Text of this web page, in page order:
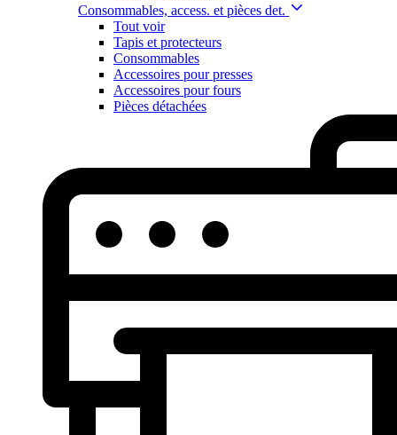
Consommables, access. et pièces det.
Tout voir
Tapis et protecteurs
Consommables
Accessoires pour presses
Accessoires pour fours
Pièces détachées